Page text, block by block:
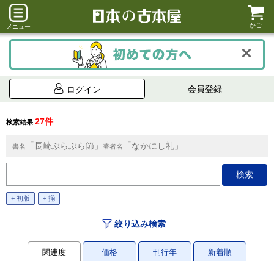
メニュー かご
ログイン 会員登録
検索結果 27件
書名 「長崎ぶらぶら節」 著者名 「なかにし礼」
+ 初版 + 揃
絞り込み検索
関連度 価格 刊行年 新着順